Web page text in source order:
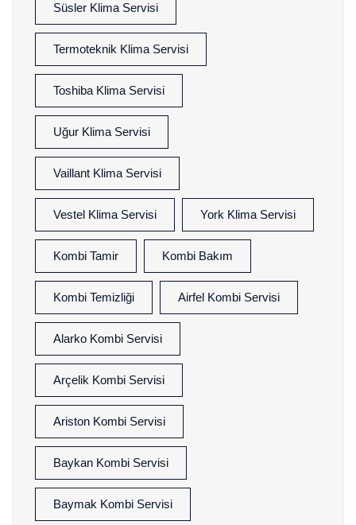
Süsler Klima Servisi
Termoteknik Klima Servisi
Toshiba Klima Servisi
Uğur Klima Servisi
Vaillant Klima Servisi
Vestel Klima Servisi York Klima Servisi
Kombi Tamir Kombi Bakım
Kombi Temizliği Airfel Kombi Servisi
Alarko Kombi Servisi
Arçelik Kombi Servisi
Ariston Kombi Servisi
Baykan Kombi Servisi
Baymak Kombi Servisi